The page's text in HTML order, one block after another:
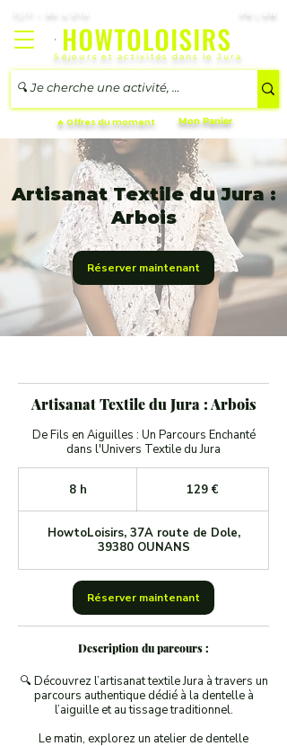
FR | EN
Séjours et activités dans le Jura
Mon Panier
🔥 Offres du moment
Artisanat Textile du Jura :
Arbois
Réserver maintenant
Artisanat Textile du Jura : Arbois
De Fils en Aiguilles : Un Parcours Enchanté
dans l'Univers Textile du Jura
8 h 129 €
HowtoLoisirs, 37A route de Dole,
39380 OUNANS
Réserver maintenant
Description du parcours :
🔍 Découvrez l’artisanat textile Jura à travers un
parcours authentique dédié à la dentelle à
l’aiguille et au tissage traditionnel.
Le matin, explorez un atelier de dentelle